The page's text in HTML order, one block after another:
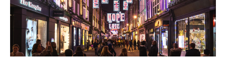
打
Carnaby
Street